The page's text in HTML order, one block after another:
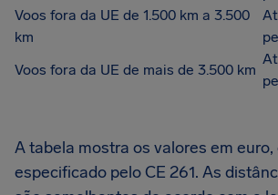
Voos fora da UE de 1.500 km a 3.500
km
Voos fora da UE de mais de 3.500 km
A tabela mostra os valores em
especificado pelo CE 261. As